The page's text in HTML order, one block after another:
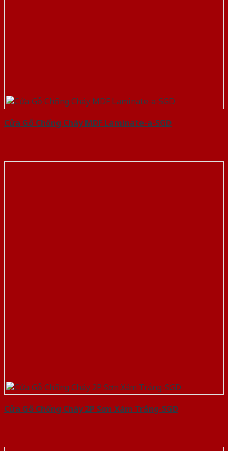
Cửa Gỗ Chống Cháy MDF Laminate-a-SGD
Cửa Gỗ Chống Cháy 2P Sơn Xám Trắng-SGD